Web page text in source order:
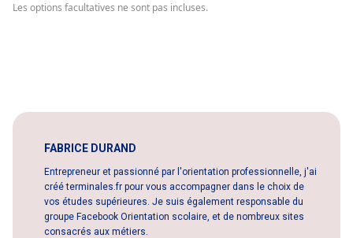
Les options facultatives ne sont pas incluses.
FABRICE DURAND
Entrepreneur et passionné par l'orientation professionnelle, j'ai
créé terminales.fr pour vous accompagner dans le choix de
vos études supérieures. Je suis également responsable du
groupe Facebook Orientation scolaire, et de nombreux sites
consacrés aux métiers.